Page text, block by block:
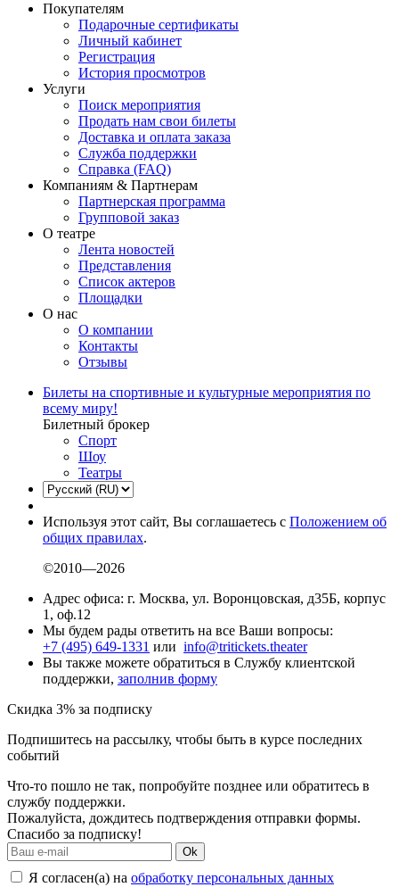
Покупателям
Подарочные сертификаты
Личный кабинет
Регистрация
История просмотров
Услуги
Поиск мероприятия
Продать нам свои билеты
Доставка и оплата заказа
Служба поддержки
Справка (FAQ)
Компаниям & Партнерам
Партнерская программа
Групповой заказ
О театре
Лента новостей
Представления
Список актеров
Площадки
О нас
О компании
Контакты
Отзывы
Билеты на спортивные и культурные мероприятия по
всему миру!
Билетный брокер
Спорт
Шоу
Театры
Используя этот сайт, Вы соглашаетесь с Положением об
общих правилах.
©2010—2026
Адрес офиса: г. Москва, ул. Воронцовская, д35Б, корпус
1, оф.12
Мы будем рады ответить на все Ваши вопросы:
+7 (495) 649-1331 или info@tritickets.theater
Вы также можете обратиться в Службу клиентской
поддержки, заполнив форму
Скидка 3% за подписку
Подпишитесь на рассылку, чтобы быть в курсе последних
событий
Что-то пошло не так, попробуйте позднее или обратитесь в
службу поддержки.
Пожалуйста, дождитесь подтверждения отправки формы.
Спасибо за подписку!
Ok
Я согласен(а) на обработку персональных данных